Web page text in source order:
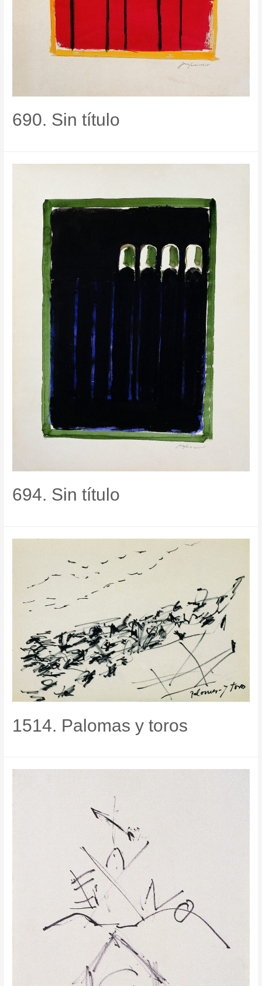
690. Sin título
694. Sin título
1514. Palomas y toros